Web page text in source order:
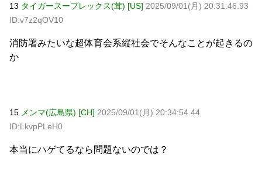
13 タイガースープレックス(茸) [US] 2025/09/01(月) 20:31:46.93
ID:v7z2qOV10
消防署みたいな超体育会系縦社会でそんなことが起きるの
か
15 メンマ(広島県) [CH] 2025/09/01(月) 20:34:54.44
ID:LkvpPLeH0
本当にハゲてるなら問題ないのでは？